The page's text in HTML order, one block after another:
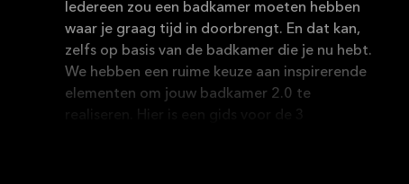
Iedereen zou een badkamer moeten hebben
waar je graag tijd in doorbrengt. En dat kan,
zelfs op basis van de badkamer die je nu hebt.
We hebben een ruime keuze aan inspirerende
elementen om jouw badkamer 2.0 te